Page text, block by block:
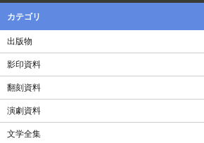
カテゴリ
出版物
影印資料
翻刻資料
演劇資料
文学全集